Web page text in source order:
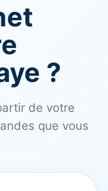
?
de votre
que vous